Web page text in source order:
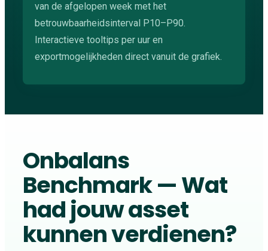
van de afgelopen week met het
betrouwbaarheidsinterval P10–P90.
Interactieve tooltips per uur en
exportmogelijkheden direct vanuit de grafiek.
Onbalans
Benchmark — Wat
had jouw asset
kunnen verdienen?